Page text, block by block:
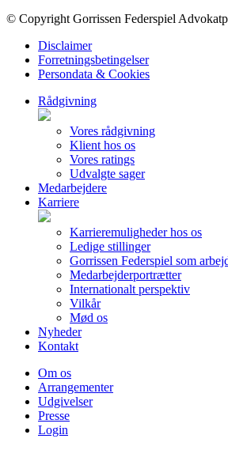
© Copyright Gorrissen Federspiel
Disclaimer
Forretningsbetingelser
Persondata & Cookies
Rådgivning
Vores rådgivning
Klient hos os
Vores ratings
Udvalgte sager
Medarbejdere
Karriere
Karrieremuligheder hos os
Ledige stillinger
Gorrissen Federspiel som
Medarbejderportrætter
Internationalt perspektiv
Vilkår
Mød os
Nyheder
Kontakt
Om os
Arrangementer
Udgivelser
Presse
Login